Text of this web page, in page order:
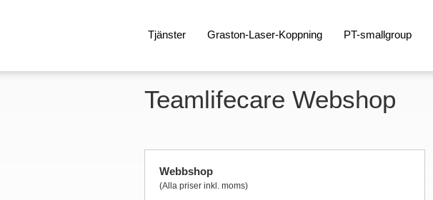
Tjänster Graston-Laser-Koppning PT-smallgroup
Teamlifecare Webshop
Webbshop
(Alla priser inkl. moms)